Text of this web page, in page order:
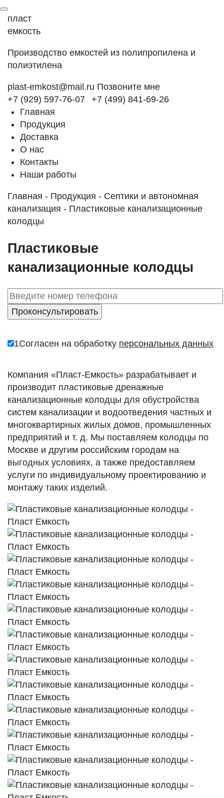
пласт
емкость
Производство емкостей из полипропилена и
полиэтилена
plast-emkost@mail.ru Позвоните мне
+7 (929) 597-76-07
+7 (499) 841-69-26
Главная
Продукция
Доставка
О нас
Контакты
Наши работы
Главная - Продукция - Септики и автономная
канализация - Пластиковые канализационные
колодцы
Пластиковые
канализационные колодцы
1Согласен на обработку персональных данных
Компания «Пласт-Емкость» разрабатывает и
производит пластиковые дренажные
канализационные колодцы для обустройства
систем канализации и водоотведения частных и
многоквартирных жилых домов, промышленных
предприятий и т. д. Мы поставляем колодцы по
Москве и другим российским городам на
выгодных условиях, а также предоставляем
услуги по индивидуальному проектированию и
монтажу таких изделий.